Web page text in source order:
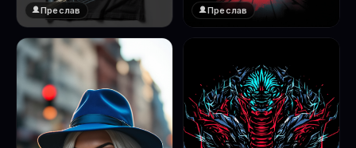
Преслав Преслав